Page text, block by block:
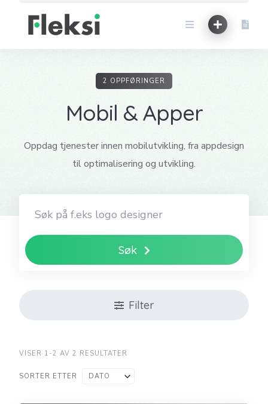
content
2 OPPFØRINGER
Mobil & Apper
Oppdag tjenester innen mobilutvikling, fra appdesign
til optimalisering og utvikling.
Søk
Filter
VISER 1-2 AV 2 RESULTATER
SORTER ETTER DATO